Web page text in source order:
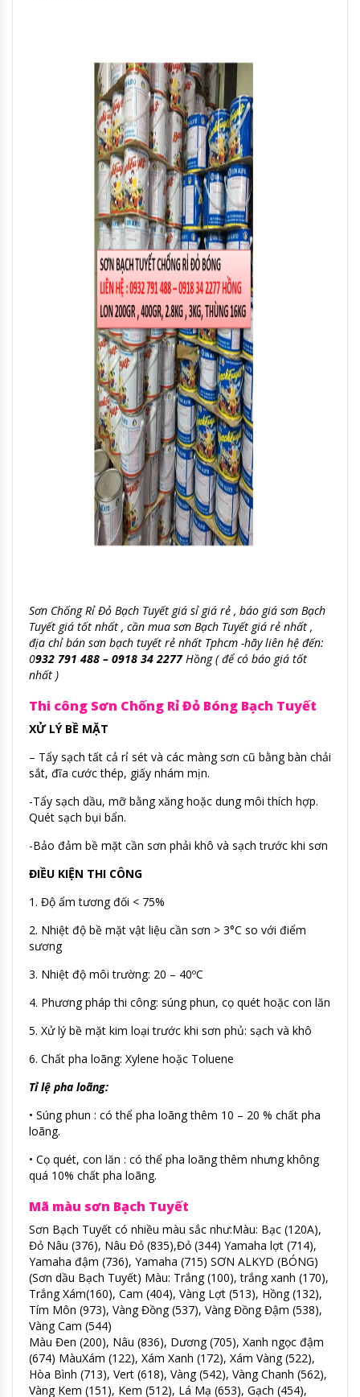
Sơn Chống Rỉ Đỏ Bạch Tuyết giá sỉ giá rẻ , báo giá sơn Bạch
Tuyết giá tốt nhất , cần mua sơn Bạch Tuyết giá rẻ nhất ,
địa chỉ bán sơn bạch tuyết rẻ nhất Tphcm -hãy liên hệ đến:
0932 791 488 – 0918 34 2277Hồng ( để có báo giá tốt
nhất )
Thi công Sơn Chống Rỉ Đỏ Bóng Bạch Tuyết
XỬ LÝ BỀ MẶT
– Tẩy sạch tất cả rỉ sét và các màng sơn cũ bằng bàn chải
sắt, đĩa cước thép, giấy nhám mịn.
-Tẩy sạch dầu, mỡ bằng xăng hoặc dung môi thích hợp.
Quét sạch bụi bẩn.
-Bảo đảm bề mặt cần sơn phải khô và sạch trước khi sơn
ĐIỀU KIỆN THI CÔNG
1. Độ ẩm tương đối < 75%
2. Nhiệt độ bề mặt vật liệu cần sơn > 3°C so với điểm
sương
3. Nhiệt độ môi trường: 20 – 40ºC
4. Phương pháp thi công: súng phun, cọ quét hoặc con lăn
5. Xử lý bề mặt kim loại trước khi sơn phủ: sạch và khô
6. Chất pha loãng: Xylene hoặc Toluene
Tỉ lệ pha loãng:
• Súng phun : có thể pha loãng thêm 10 – 20 % chất pha
loãng.
• Cọ quét, con lăn : có thể pha loãng thêm nhưng không
quá 10% chất pha loãng.
Mã màu sơn Bạch Tuyết
Sơn Bạch Tuyết có nhiều màu sắc như:Màu: Bạc (120A),
Đỏ Nâu (376), Nâu Đỏ (835),Đỏ (344) Yamaha lợt (714),
Yamaha đậm (736), Yamaha (715) SƠN ALKYD (BÓNG)
(Sơn dầu Bạch Tuyết) Màu: Trắng (100), trắng xanh (170),
Trắng Xám(160), Cam (404), Vàng Lợt (513), Hồng (132),
Tím Môn (973), Vàng Đồng (537), Vàng Đồng Đậm (538),
Vàng Cam (544)
Màu Đen (200), Nâu (836), Dương (705), Xanh ngọc đậm
(674) MàuXám (122), Xám Xanh (172), Xám Vàng (522),
Hòa Bình (713), Vert (618), Vàng (542), Vàng Chanh (562),
Vàng Kem (151), Kem (512), Lá Mạ (653), Gạch (454),